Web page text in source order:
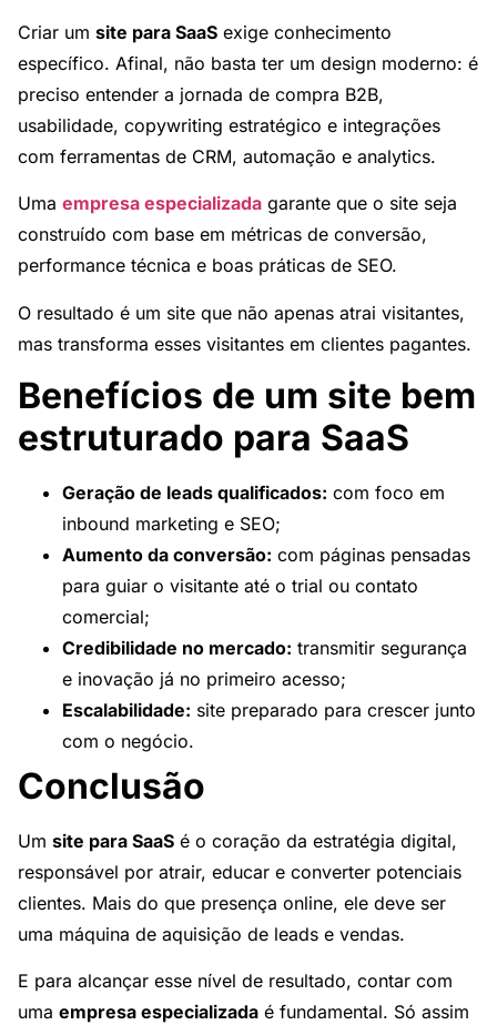
Criar um site para SaaS exige conhecimento
específico. Afinal, não basta ter um design moderno: é
preciso entender a jornada de compra B2B,
usabilidade, copywriting estratégico e integrações
com ferramentas de CRM, automação e analytics.
Uma empresa especializada garante que o site seja
construído com base em métricas de conversão,
performance técnica e boas práticas de SEO.
O resultado é um site que não apenas atrai visitantes,
mas transforma esses visitantes em clientes pagantes.
Benefícios de um site bem
estruturado para SaaS
Geração de leads qualificados: com foco em
inbound marketing e SEO;
Aumento da conversão: com páginas pensadas
para guiar o visitante até o trial ou contato
comercial;
Credibilidade no mercado: transmitir segurança
e inovação já no primeiro acesso;
Escalabilidade: site preparado para crescer junto
com o negócio.
Conclusão
Um site para SaaS é o coração da estratégia digital,
responsável por atrair, educar e converter potenciais
clientes. Mais do que presença online, ele deve ser
uma máquina de aquisição de leads e vendas.
E para alcançar esse nível de resultado, contar com
uma empresa especializada é fundamental. Só assim